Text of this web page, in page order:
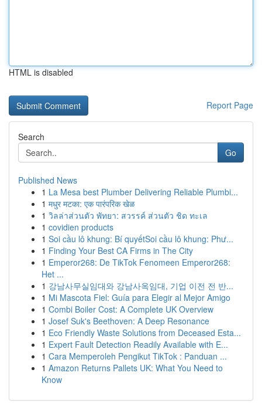
HTML is disabled
Report Page
Search
Go
Published News
1 La Mesa best Plumber Delivering Reliable Plumbi...
1 मधुर मटका: एक पारंपरिक खेळ
1 วิลล่าส่วนตัว พัทยา: สวรรค์ ส่วนตัว ชิด ทะเล
1 covidien products
1 Soi cầu lô khung: Bí quyếtSoi cầu lô khung: Phư...
1 Finding Your Best CA Firms in The City
1 Emperor268: De TikTok Fenomeen Emperor268:
Het ...
1 강남사무실임대와 강남사옥임대, 기업 이전 전 반...
1 Mi Mascota Fiel: Guía para Elegir al Mejor Amigo
1 Combi Boiler Cost: A Complete UK Overview
1 Josef Suk's Beethoven: A Deep Resonance
1 Eco Friendly Waste Solutions from Deceased Esta...
1 Expert Fault Detection Readily Available with E...
1 Cara Memperoleh Pengikut TikTok : Panduan ...
1 Amazon Returns Pallets UK: What You Need to
Know